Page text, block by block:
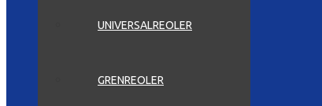
UNIVERSALREOLER
GRENREOLER